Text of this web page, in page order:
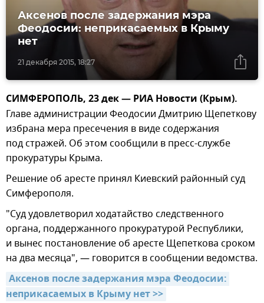
21 декабря 2015, 18:27
Аксенов после задержания мэра
Феодосии: неприкасаемых в Крыму
нет
СИМФЕРОПОЛЬ, 23 дек — РИА Новости (Крым).
Главе администрации Феодосии Дмитрию Щепеткову
избрана мера пресечения в виде содержания
под стражей. Об этом сообщили в пресс-службе
прокуратуры Крыма.
Решение об аресте принял Киевский районный суд
Симферополя.
"Суд удовлетворил ходатайство следственного
органа, поддержанного прокуратурой Республики,
и вынес постановление об аресте Щепеткова сроком
на два месяца", — говорится в сообщении ведомства.
Аксенов после задержания мэра Феодосии:
неприкасаемых в Крыму нет >>